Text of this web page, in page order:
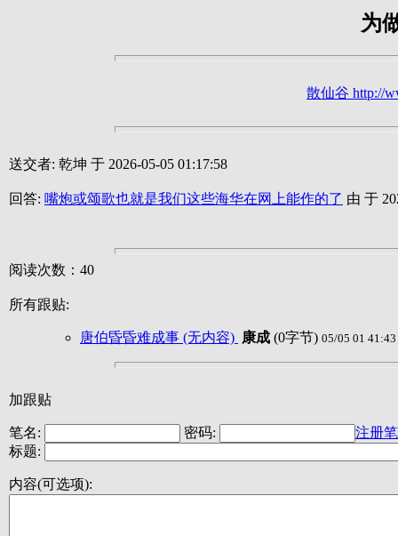
为
散仙谷 http://
送交者: 乾坤 于 2026-05-05 01:17:58
回答: 嘴炮或颂歌也就是我们这些海华在网上能作的了 由 于
阅读次数：40
所有跟贴:
唐伯昏昏难成事 (无内容) 康成 (0字节) 05/05 01
加跟贴
笔名: 密码:
注册
标题:
内容(可选项):